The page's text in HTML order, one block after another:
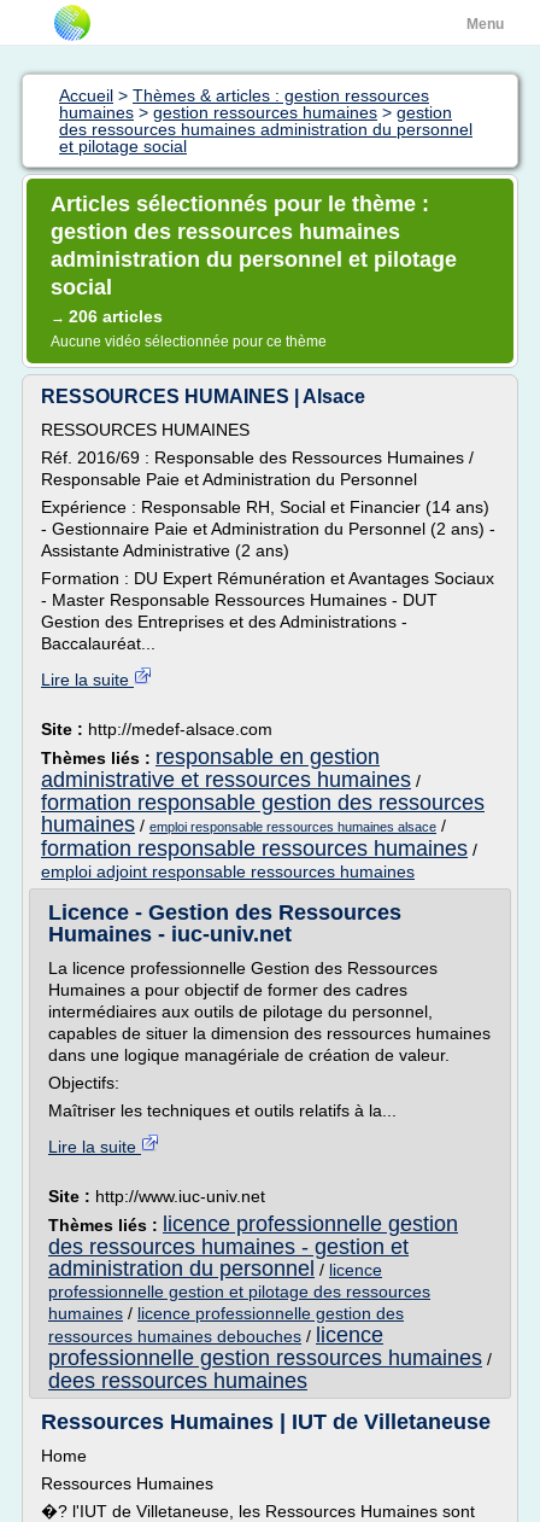
Menu
Accueil > Thèmes & articles : gestion ressources
humaines > gestion ressources humaines > gestion
des ressources humaines administration du personnel
et pilotage social
Articles sélectionnés pour le thème :
gestion des ressources humaines
administration du personnel et pilotage
social
→ 206 articles
Aucune vidéo sélectionnée pour ce thème
RESSOURCES HUMAINES | Alsace
RESSOURCES HUMAINES
Réf. 2016/69 : Responsable des Ressources Humaines /
Responsable Paie et Administration du Personnel
Expérience : Responsable RH, Social et Financier (14 ans)
- Gestionnaire Paie et Administration du Personnel (2 ans) -
Assistante Administrative (2 ans)
Formation : DU Expert Rémunération et Avantages Sociaux
- Master Responsable Ressources Humaines - DUT
Gestion des Entreprises et des Administrations -
Baccalauréat...
Lire la suite
Site : http://medef-alsace.com
Thèmes liés : responsable en gestion
administrative et ressources humaines /
formation responsable gestion des ressources
humaines / emploi responsable ressources humaines alsace /
formation responsable ressources humaines /
emploi adjoint responsable ressources humaines
Licence - Gestion des Ressources
Humaines - iuc-univ.net
La licence professionnelle Gestion des Ressources
Humaines a pour objectif de former des cadres
intermédiaires aux outils de pilotage du personnel,
capables de situer la dimension des ressources humaines
dans une logique managériale de création de valeur.
Objectifs:
Maîtriser les techniques et outils relatifs à la...
Lire la suite
Site : http://www.iuc-univ.net
Thèmes liés :
licence professionnelle gestion
des ressources humaines - gestion et
administration du personnel / licence
professionnelle gestion et pilotage des ressources
humaines / licence professionnelle gestion des
ressources humaines debouches / licence
professionnelle gestion ressources humaines /
dees ressources humaines
Ressources Humaines | IUT de Villetaneuse
Home
Ressources Humaines
�? l'IUT de Villetaneuse, les Ressources Humaines sont